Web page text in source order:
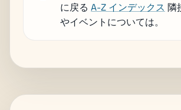
に戻る A-Z インデックス 隣
やイベントについては。